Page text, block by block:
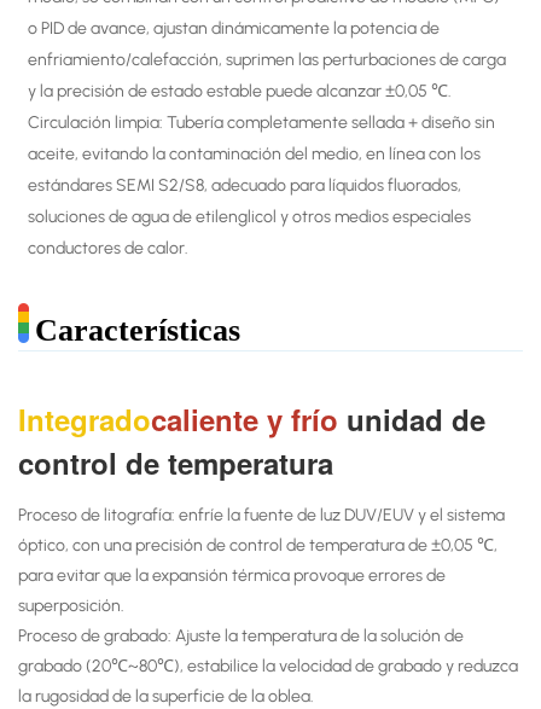
o PID de avance, ajustan dinámicamente la potencia de
enfriamiento/calefacción, suprimen las perturbaciones de carga
y la precisión de estado estable puede alcanzar ±0,05 ℃.
Circulación limpia: Tubería completamente sellada + diseño sin
aceite, evitando la contaminación del medio, en línea con los
estándares SEMI S2/S8, adecuado para líquidos fluorados,
soluciones de agua de etilenglicol y otros medios especiales
conductores de calor.
Características
Integradocaliente y frío unidad de
control de temperatura
Proceso de litografía: enfríe la fuente de luz DUV/EUV y el sistema
óptico, con una precisión de control de temperatura de ±0,05 ℃,
para evitar que la expansión térmica provoque errores de
superposición.
Proceso de grabado: Ajuste la temperatura de la solución de
grabado (20℃~80℃), estabilice la velocidad de grabado y reduzca
la rugosidad de la superficie de la oblea.